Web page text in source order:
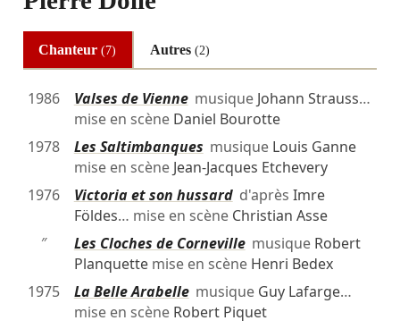
Chanteur(7) Autres (2)
1986 Valses de Viennemusique Johann Strauss…
mise en scène Daniel Bourotte
1978
Les Saltimbanques musique Louis Ganne
mise en scène Jean-Jacques Etchevery
1976
Victoria et son hussardd'après Imre
Földes… mise en scène Christian Asse
″
Les Cloches de Cornevillemusique Robert
Planquettemise en scène Henri Bedex
1975
La Belle Arabellemusique Guy Lafarge…
mise en scène Robert Piquet